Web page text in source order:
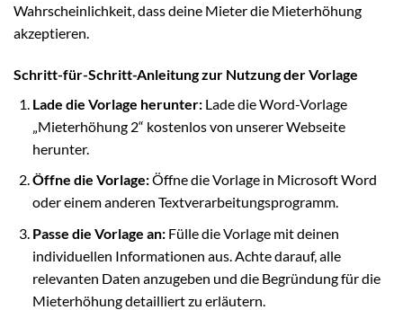
Wahrscheinlichkeit, dass deine Mieter die Mieterhöhung
akzeptieren.
Schritt-für-Schritt-Anleitung zur Nutzung der Vorlage
Lade die Vorlage herunter:Lade die Word-Vorlage
„Mieterhöhung 2“ kostenlos von unserer Webseite
herunter.
Öffne die Vorlage:Öffne die Vorlage in Microsoft Word
oder einem anderen Textverarbeitungsprogramm.
Passe die Vorlage an:Fülle die Vorlage mit deinen
individuellen Informationen aus. Achte darauf, alle
relevanten Daten anzugeben und die Begründung für die
Mieterhöhung detailliert zu erläutern.